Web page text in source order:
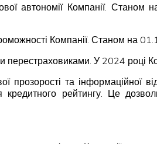
автономії Компанії.
Компанії. Станом на
перестраховиками. У 2024 році
прозорості та інформаційної
кредитного рейтингу. Це